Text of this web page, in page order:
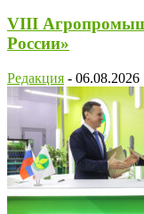
VIII
России»
Редакция - 06.08.2026